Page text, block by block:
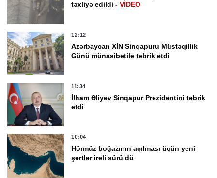
təxliyə edildi -VİDEO
12:12
Azərbaycan XİN Sinqapuru Müstəqillik
Günü münasibətilə təbrik etdi
11:34
İlham Əliyev Sinqapur Prezidentini təbrik
etdi
10:04
Hörmüz boğazının açılması üçün yeni
şərtlər irəli sürüldü